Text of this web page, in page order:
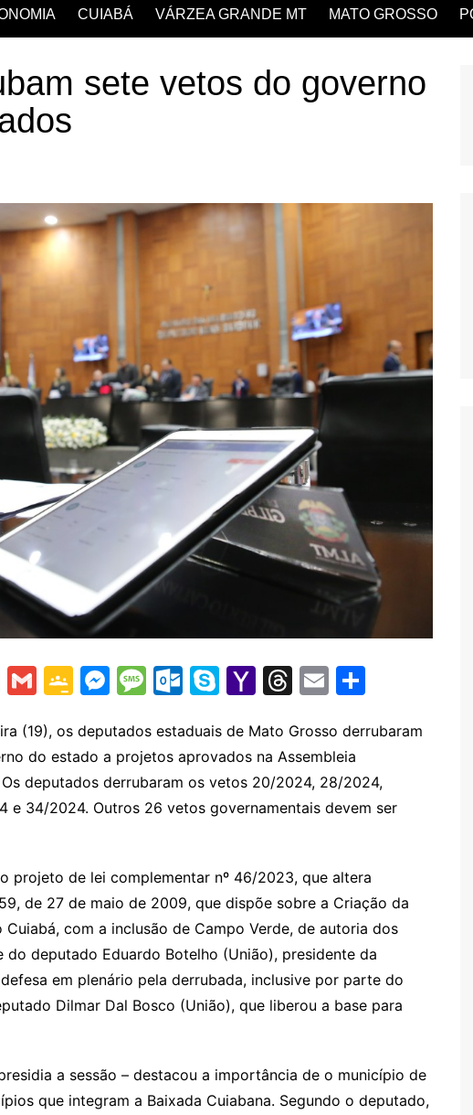
CUIABÁ VÁRZEA GRANDE MT MATO GROSSO
sete vetos do governo
Li
k
e
dI
n
G
ai
l
G
o
gl
e
s
sr
o
o
m
M
s
s
e
er
M
s
s
a
O
lo
o
k.
c
m
S
y
p
e
Y
h
o
o
M
l
T
e
a
d
s
E
ai
l
ar
e
(19), os deputados estaduais de Mato Grosso derrubaram
do estado a projetos aprovados na Assembleia
deputados derrubaram os vetos 20/2024, 28/2024,
e 34/2024. Outros 26 vetos governamentais devem ser
projeto de lei complementar nº 46/2023, que altera
de 27 de maio de 2009, que dispõe sobre a Criação da
com a inclusão de Campo Verde, de autoria dos
deputado Eduardo Botelho (União), presidente da
em plenário pela derrubada, inclusive por parte do
Dilmar Dal Bosco (União), que liberou a base para
a sessão – destacou a importância de o município de
que integram a Baixada Cuiabana. Segundo o deputado,